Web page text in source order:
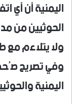
اليمنية أن أي
الحوثيين من
ولا يتلاءم مع
وفي تصريح
اليمنية